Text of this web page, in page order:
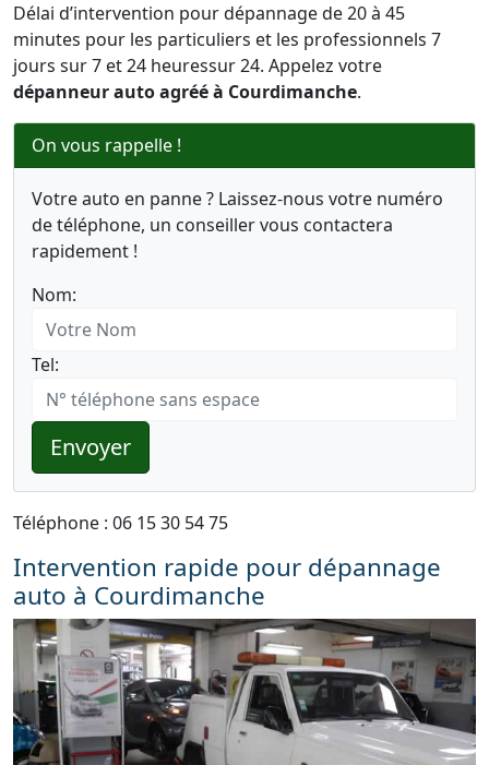
Délai d’intervention pour dépannage de 20 à 45
minutes pour les particuliers et les professionnels 7
jours sur 7 et 24 heuressur 24. Appelez votre
dépanneur auto agréé à Courdimanche.
On vous rappelle !
Votre auto en panne ? Laissez-nous votre numéro
de téléphone, un conseiller vous contactera
rapidement !
Nom:
Tel:
Envoyer
Téléphone : 06 15 30 54 75
Intervention rapide pour dépannage
auto à Courdimanche